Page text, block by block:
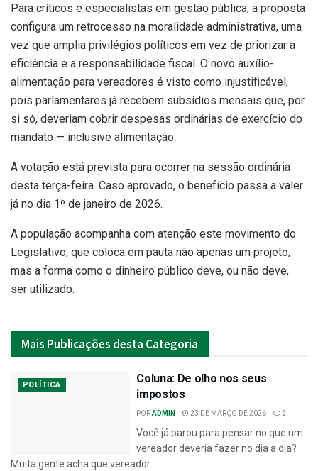
Para críticos e especialistas em gestão pública, a proposta
configura um retrocesso na moralidade administrativa, uma
vez que amplia privilégios políticos em vez de priorizar a
eficiência e a responsabilidade fiscal. O novo auxílio-
alimentação para vereadores é visto como injustificável,
pois parlamentares já recebem subsídios mensais que, por
si só, deveriam cobrir despesas ordinárias de exercício do
mandato — inclusive alimentação.
A votação está prevista para ocorrer na sessão ordinária
desta terça-feira. Caso aprovado, o benefício passa a valer
já no dia 1º de janeiro de 2026.
A população acompanha com atenção este movimento do
Legislativo, que coloca em pauta não apenas um projeto,
mas a forma como o dinheiro público deve, ou não deve,
ser utilizado.
Mais Publicações desta Categoria
POLÍTICA
Coluna: De olho nos seus
impostos
PORADMIN 23 DE MARÇO DE 2026 0
Você já parou para pensar no que um
vereador deveria fazer no dia a dia?
Muita gente acha que vereador...